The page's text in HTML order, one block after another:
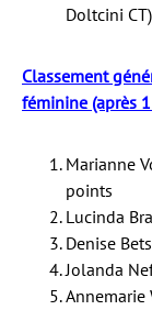
Doltcini
Classement
féminine (après
Marianne
points
Lucinda
Denise
Jolanda
Annemarie